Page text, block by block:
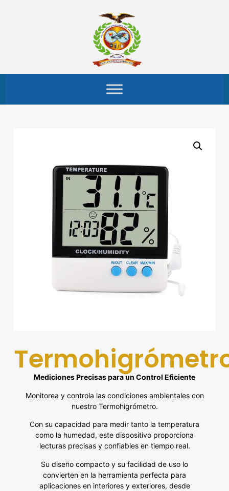
Mediciones Precisas para un Control Eficiente
Monitorea y controla las condiciones ambientales con
nuestro Termohigrómetro.
Con su capacidad para medir tanto la temperatura
como la humedad, este dispositivo proporciona
lecturas precisas y confiables en tiempo real.
Su diseño compacto y su facilidad de uso lo
convierten en la herramienta perfecta para
aplicaciones en interiores y exteriores, desde